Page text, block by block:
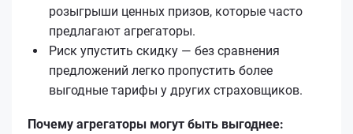
розыгрыши ценных призов, которые часто
предлагают агрегаторы.
Риск упустить скидку — без сравнения
предложений легко пропустить более
выгодные тарифы у других страховщиков.
Почему агрегаторы могут быть выгоднее: